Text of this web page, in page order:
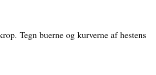
Tegn buerne og kurverne af hestens